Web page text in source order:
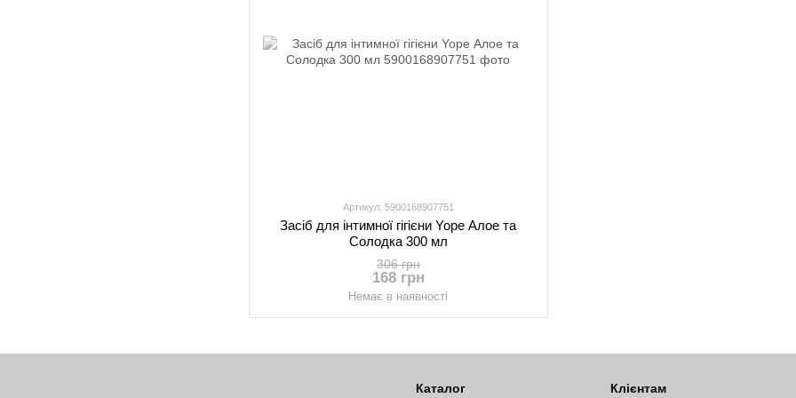
Артикул: 5900168907751
Засіб для інтимної гігієни Yope Алое та
Солодка 300 мл
306 грн
168 грн
Немає в наявності
Каталог Клієнтам